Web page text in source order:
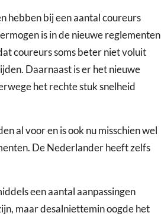
hebben bij een aantal coureurs
is in de nieuwe reglementen
coureurs soms beter niet voluit
Daarnaast is er het nieuwe
het rechte stuk snelheid
al voor en is ook nu misschien wel
De Nederlander heeft zelfs
een aantal aanpassingen
maar desalniettemin oogde het